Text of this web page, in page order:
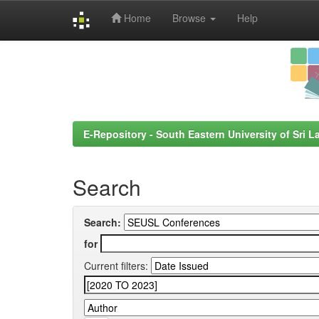
Home Browse Help
E-Repository - South Eastern University of Sri
Search
Search:
for
Current filters: